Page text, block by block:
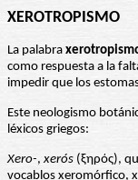
XEROTROPISMO
La palabra
como respuesta a la
impedir que los
Este neologismo
léxicos griegos:
Xero-, xerós (ξηρός),
vocablos xeromórfico,